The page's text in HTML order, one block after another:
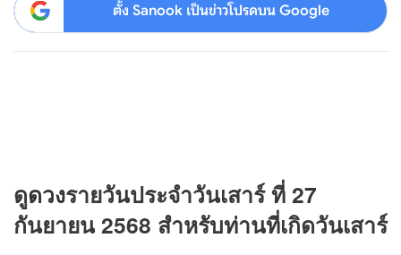
ตั้ง Sanook เป็นข่าวโปรดบน Google
ดูดวงรายวันประจำวันเสาร์ ที่ 27
กันยายน 2568 สำหรับท่านที่เกิดวันเสาร์